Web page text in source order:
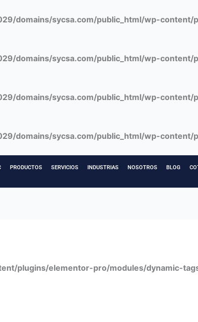
domains/sycsa.com/public_html/wp-
domains/sycsa.com/public_html/wp-
domains/sycsa.com/public_html/wp-
domains/sycsa.com/public_html/wp-
PRODUCTOS SERVICIOS INDUSTRIAS NOSOTROS BLOG
plugins/elementor-pro/modules/dynamic-